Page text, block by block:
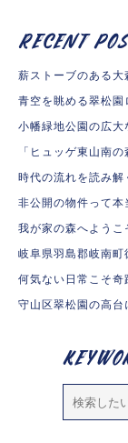
薪ストーブのある大
青空を眺める翠松園
小幡緑地公園の広大
「ヒュッゲ東山南
時代の流れを読み解
非公開の物件って本
我が家の森へようこ
岐阜県羽島郡岐南町
何気ない日常こそ奇
守山区翠松園の高台